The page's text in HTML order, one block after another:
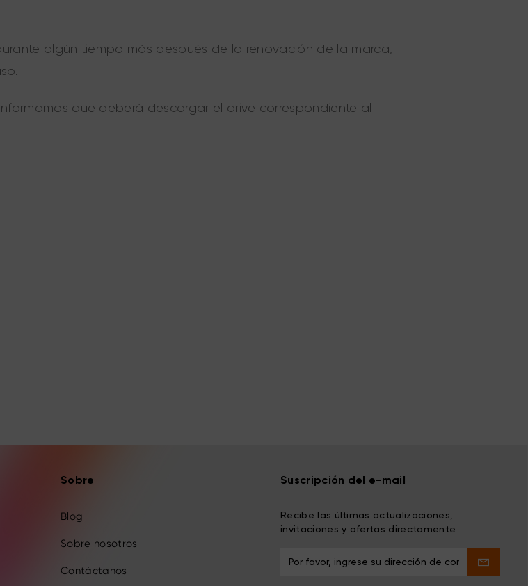
algún tiempo más después de la renovación de la marca,
que deberá descargar el drive correspondiente al
Sobre
Blog
Sobre nosotros
Contáctanos
Suscripción del e-mail
Recibe las últimas actualizaciones,
invitaciones y ofertas directamente